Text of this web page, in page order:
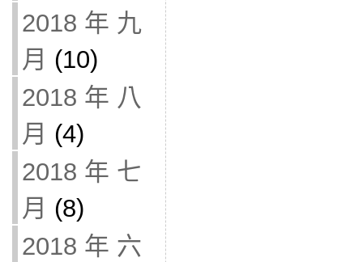
2018 年 九
月 (10)
2018 年 八
月 (4)
2018 年 七
月 (8)
2018 年 六